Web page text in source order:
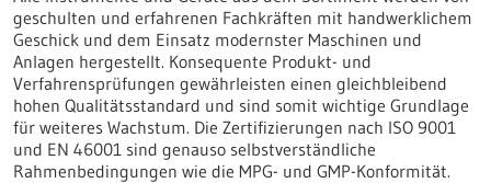
geschulten und erfahrenen Fachkräften mit handwerklichem
Geschick und dem Einsatz modernster Maschinen und
Anlagen hergestellt. Konsequente Produkt- und
Verfahrensprüfungen gewährleisten einen gleichbleibend
hohen Qualitätsstandard und sind somit wichtige Grundlage
für weiteres Wachstum. Die Zertifizierungen nach ISO 9001
und EN 46001 sind genauso selbstverständliche
Rahmenbedingungen wie die MPG- und GMP-Konformität.